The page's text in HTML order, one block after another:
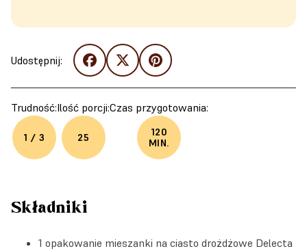
Udostępnij:
Trudność:
1 / 3
Ilość porcji:
25
Czas przygotowania:
120
MIN.
Składniki
1 opakowanie mieszanki na ciasto drożdżowe Delecta